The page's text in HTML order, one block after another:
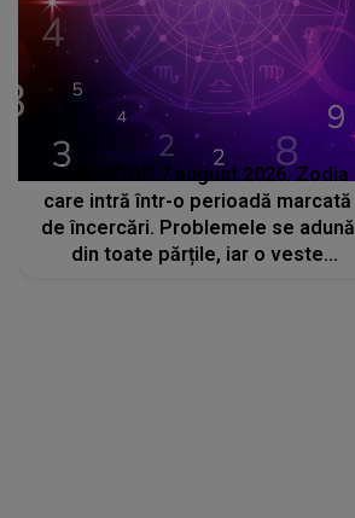
HOROSCOP 7 august 2026. Zodia
care intră într-o perioadă marcată
de încercări. Problemele se adună
din toate părțile, iar o veste